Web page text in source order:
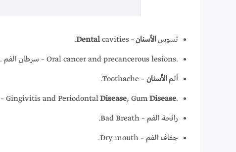
تسوسالأسنان –
Dentalcavities.
سرطان الفم – Oral cancer and precancerous lesions.
.
ألمالأسنان – Toothache.
التهاب اللثة – Gingivitis and PeriodontalDisease, GumDisease.
رائحة الفم – Bad Breath.
جفاف الفم – Dry mouth.